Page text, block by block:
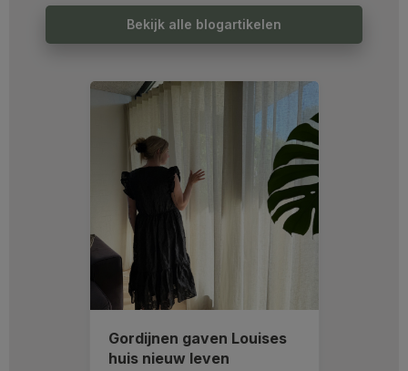
Bekijk alle blogartikelen
Gordijnen gaven Louises
huis nieuw leven